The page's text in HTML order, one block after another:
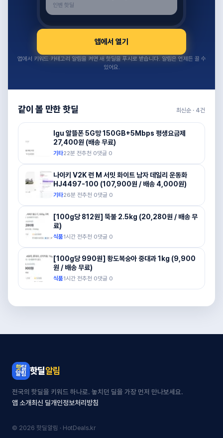
4,000원)
인벤 핫딜
앱에서 열기
앱에서 키워드·카테고리 알림을 켜면 새 핫딜을 푸시로 받습니다. 알림은 언제든 끌 수
있어요.
같이 볼 만한 핫딜 최신순 · 4건
lgu 알뜰폰 5G망 150GB+5Mbps 평생요금제
27,400원 (배송 무료)
기타22분 전추천 0댓글 0
나이키 V2K 런 M 서밋 화이트 남자 데일리 운동화
HJ4497-100 (107,900원 / 배송 4,000원)
기타26분 전추천 0댓글 0
[100g당 812원] 뚝불 2.5kg (20,280원 / 배송 무
료)
식품1시간 전추천 0댓글 0
[100g당 990원] 황도복숭아 중대과 1kg (9,900
원 / 배송 무료)
식품1시간 전추천 0댓글 0
핫딜알림
전국의 핫딜을 키워드 하나로. 놓치던 딜을 가장 먼저 만나보세요.
앱 소개최신 딜개인정보처리방침
© 2026 핫딜알림 · HotDeals.kr